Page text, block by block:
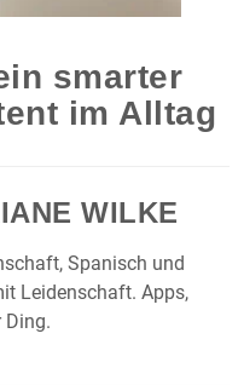
smarter
im Alltag
WILKE
Spanisch und
Leidenschaft. Apps,
Ding.